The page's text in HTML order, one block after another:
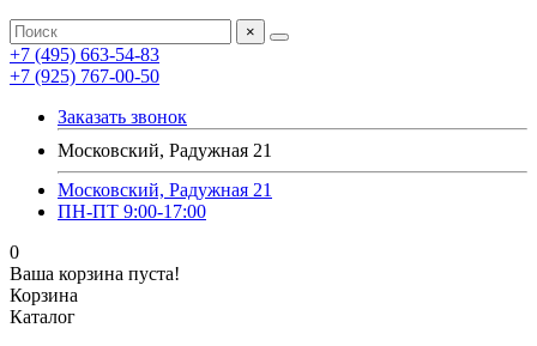
×
+7 (495) 663-54-83
+7 (925) 767-00-50
Заказать звонок
Московский, Радужная 21
Московский, Радужная 21
ПН-ПТ 9:00-17:00
0
Ваша корзина пуста!
Корзина
Каталог